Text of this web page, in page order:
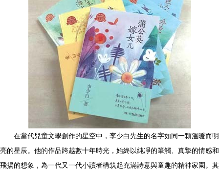
在當代兒童文學創作的星空中，李少白先生的名字如同一顆溫暖而明
亮的星辰。他的作品跨越數十年時光，始終以純凈的筆觸、真摯的情感和
飛揚的想象，為一代又一代小讀者構筑起充滿詩意與童趣的精神家園。其